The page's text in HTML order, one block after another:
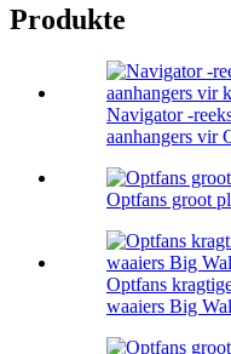
Produkte
Navigator -
aanhangers vir
Optfans groot
Optfans
waaiers Big